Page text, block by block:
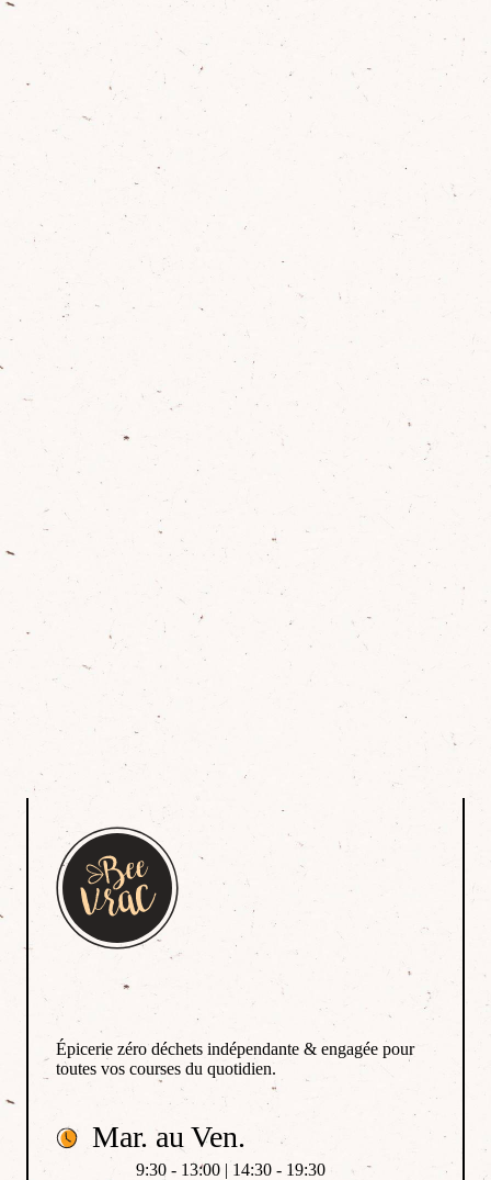
Épicerie zéro déchets indépendante & engagée pour
toutes vos courses du quotidien.
Mar. au Ven.
9:30 - 13:00 | 14:30 - 19:30